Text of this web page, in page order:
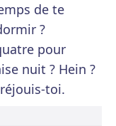
de te
?
pour
nuit ? Hein ?
toi.